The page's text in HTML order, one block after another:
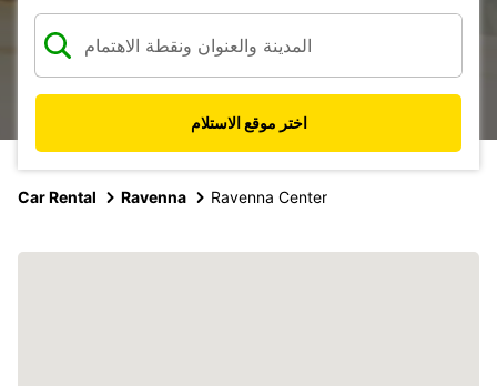
اختر موقع الاستلام
Car Rental Ravenna Ravenna Center